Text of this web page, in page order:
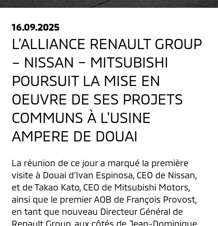
16.09.2025
L’ALLIANCE RENAULT GROUP
– NISSAN – MITSUBISHI
POURSUIT LA MISE EN
OEUVRE DE SES PROJETS
COMMUNS À L'USINE
AMPERE DE DOUAI
La réunion de ce jour a marqué la première
visite à Douai d'Ivan Espinosa, CEO de Nissan,
et de Takao Kato, CEO de Mitsubishi Motors,
ainsi que le premier AOB de François Provost,
en tant que nouveau Directeur Général de
Renault Group, aux côtés de Jean-Dominique